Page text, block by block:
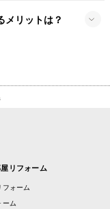
メリットは？
リフォーム
フォーム
ーム